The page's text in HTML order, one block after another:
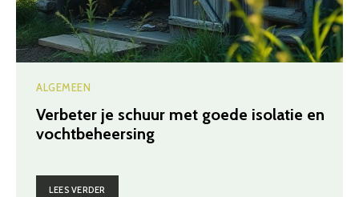
ALGEMEEN
Verbeter je schuur met goede isolatie en
vochtbeheersing
LEES VERDER